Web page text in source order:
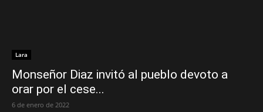
Lara
Monseñor Diaz invitó al pueblo devoto a
orar por el cese...
6 de enero de 2022